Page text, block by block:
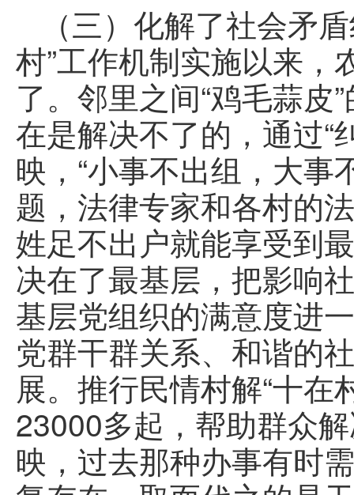
（三）化解了社会矛
村”工作机制实施以来
了。邻里之间“鸡毛蒜
在是解决不了的，通过“
映，“小事不出组，大事
题，法律专家和各村的
姓足不出户就能享受到
决在了最基层，把影响
基层党组织的满意度进
党群干群关系、和谐的
展。推行民情村解“十
23000多起，帮助群众
映，过去那种办事有时